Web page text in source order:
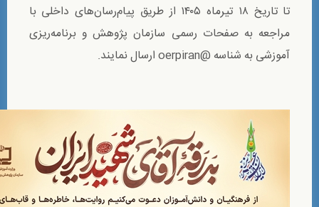
تا تاریخ ۱۸ تیرماه ۱۴۰۵ از طریق پیام‌رسان‌های داخلی با
مراجعه به صفحات رسمی سازمان پژوهش و برنامه‌ریزی
آموزشی به شناسه @oerpiran ارسال نمایند.